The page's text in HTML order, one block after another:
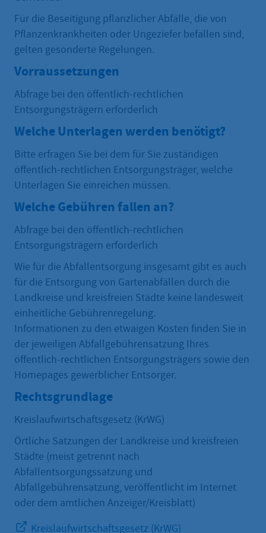
Für die Beseitigung pflanzlicher Abfälle, die von
Pflanzenkrankheiten oder Ungeziefer befallen sind,
gelten gesonderte Regelungen.
Vorraussetzungen
Abfrage bei den öffentlich-rechtlichen
Entsorgungsträgern erforderlich
Welche Unterlagen werden benötigt?
Bitte erfragen Sie bei dem für Sie zuständigen
öffentlich-rechtlichen Entsorgungsträger, welche
Unterlagen Sie einreichen müssen.
Welche Gebühren fallen an?
Abfrage bei den öffentlich-rechtlichen
Entsorgungsträgern erforderlich
Wie für die Abfallentsorgung insgesamt gibt es auch
für die Entsorgung von Gartenabfällen durch die
Landkreise und kreisfreien Städte keine landesweit
einheitliche Gebührenregelung.
Informationen zu den etwaigen Kosten finden Sie in
der jeweiligen Abfallgebührensatzung Ihres
öffentlich-rechtlichen Entsorgungsträgers sowie den
Homepages gewerblicher Entsorger.
Rechtsgrundlage
Kreislaufwirtschaftsgesetz (KrWG)
Örtliche Satzungen der Landkreise und kreisfreien
Städte (meist getrennt nach
Abfallentsorgungssatzung und
Abfallgebührensatzung, veröffentlicht im Internet
oder dem amtlichen Anzeiger/Kreisblatt)
Kreislaufwirtschaftsgesetz (KrWG)